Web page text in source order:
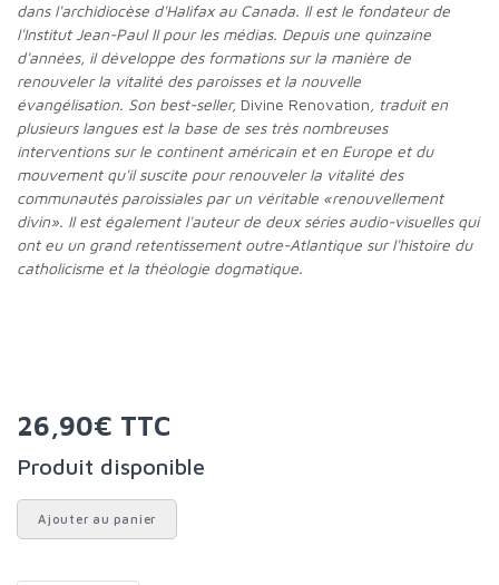
dans l'archidiocèse d'Halifax au Canada. Il est le fondateur de
l'Institut Jean-Paul II pour les médias. Depuis une quinzaine
d'années, il développe des formations sur la manière de
renouveler la vitalité des paroisses et la nouvelle
évangélisation. Son best-seller, Divine Renovation , traduit en
plusieurs langues est la base de ses très nombreuses
interventions sur le continent américain et en Europe et du
mouvement qu'il suscite pour renouveler la vitalité des
communautés paroissiales par un véritable «renouvellement
divin». Il est également l'auteur de deux séries audio-visuelles qui
ont eu un grand retentissement outre-Atlantique sur l'histoire du
catholicisme et la théologie dogmatique.
26,90€ TTC
Produit disponible
Ajouter au panier